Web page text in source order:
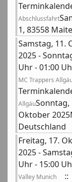
Abschlussfahrt
1, 83558
Samstag, 11.
2025 -
Uhr - 01:00
MC Trappers
AllgäuSonntag,
Oktober
Deutschland
Freitag, 17.
2025 -
Uhr - 15:00
Valley Munich
::